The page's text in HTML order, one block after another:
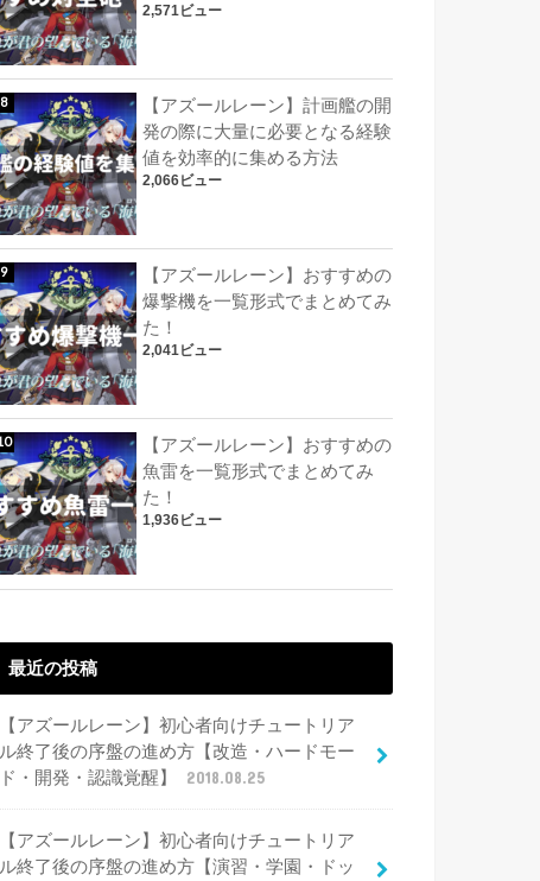
2,571ビュー
【アズールレーン】計画艦の開
発の際に大量に必要となる経験
値を効率的に集める方法
2,066ビュー
【アズールレーン】おすすめの
爆撃機を一覧形式でまとめてみ
た！
2,041ビュー
【アズールレーン】おすすめの
魚雷を一覧形式でまとめてみ
た！
1,936ビュー
最近の投稿
【アズールレーン】初心者向けチュートリア
ル終了後の序盤の進め方【改造・ハードモー
ド・開発・認識覚醒】
2018.08.25
【アズールレーン】初心者向けチュートリア
ル終了後の序盤の進め方【演習・学園・ドッ